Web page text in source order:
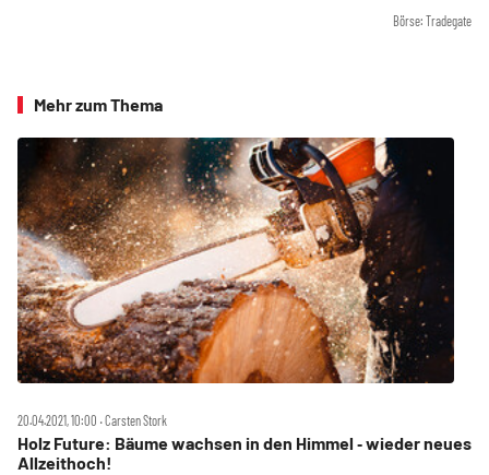
Börse: Tradegate
Mehr zum Thema
20.04.2021, 10:00 ‧ Carsten Stork
Holz Future: Bäume wachsen in den Himmel ‑ wieder neues
Allzeithoch!